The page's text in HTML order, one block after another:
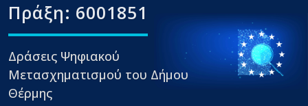
Πράξη: 6001851
Δράσεις Ψηφιακού
Μετασχηματισμού του Δήμου
Θέρμης